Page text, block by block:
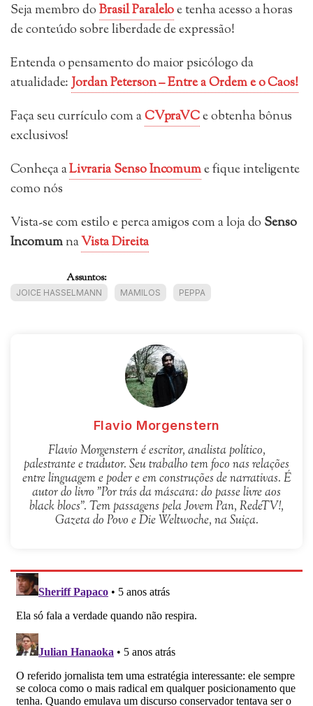
Seja membro doBrasil Paraleloe tenha acesso a horas
de conteúdo sobre liberdade de expressão!
Entenda o pensamento do maior psicólogo da
atualidade:Jordan Peterson – Entre a Ordem e o Caos!
Faça seu currículo com aCVpraVCe obtenha bônus
exclusivos!
Conheça aLivraria Senso Incomume fique inteligente
como nós
Vista-se com estilo e perca amigos com a loja do Senso
IncomumnaVista Direita
Assuntos:
JOICE HASSELMANN MAMILOS PEPPA
Flavio Morgenstern
Flavio Morgenstern é escritor, analista político,
palestrante e tradutor. Seu trabalho tem foco nas relações
entre linguagem e poder e em construções de narrativas. É
autor do livro "Por trás da máscara: do passe livre aos
black blocs". Tem passagens pela Jovem Pan, RedeTV!,
Gazeta do Povo e Die Weltwoche, na Suiça.